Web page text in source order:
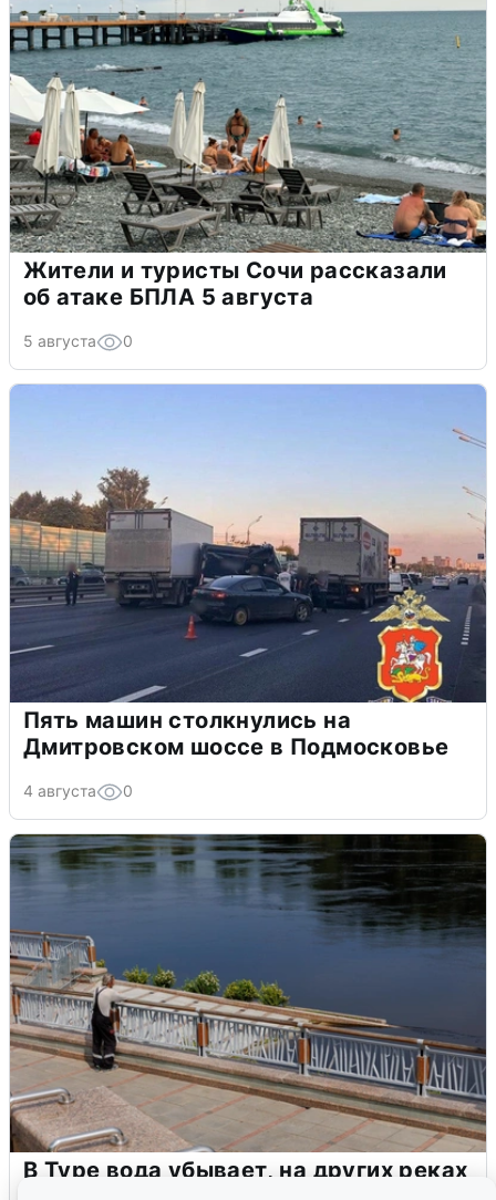
Жители и туристы Сочи рассказали
об атаке БПЛА 5 августа
5 августа 0
Пять машин столкнулись на
Дмитровском шоссе в Подмосковье
4 августа 0
В Туре вода убывает, на других реках